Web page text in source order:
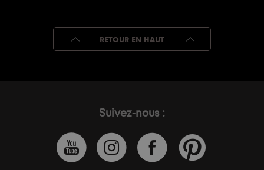
RETOUR EN HAUT
Suivez-nous :